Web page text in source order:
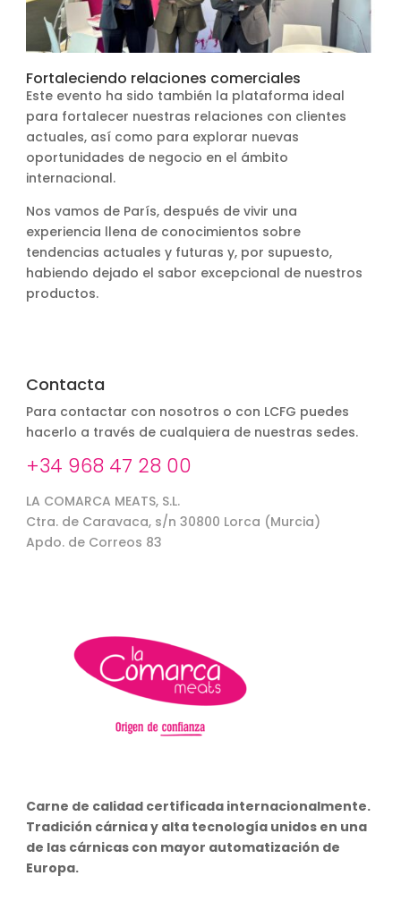
Fortaleciendo relaciones comerciales
Este evento ha sido también la plataforma ideal
para fortalecer nuestras relaciones con clientes
actuales, así como para explorar nuevas
oportunidades de negocio en el ámbito
internacional.
Nos vamos de París, después de vivir una
experiencia llena de conocimientos sobre
tendencias actuales y futuras y, por supuesto,
habiendo dejado el sabor excepcional de nuestros
productos.
Contacta
Para contactar con nosotros o con LCFG puedes
hacerlo a través de cualquiera de nuestras sedes.
+34 968 47 28 00
LA COMARCA MEATS, S.L.
Ctra. de Caravaca, s/n 30800 Lorca (Murcia)
Apdo. de Correos 83
Carne de calidad certificada internacionalmente.
Tradición cárnica y alta tecnología unidos en una
de las cárnicas con mayor automatización de
Europa.